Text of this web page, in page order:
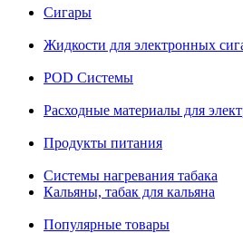
Сигары
Жидкости для электронных
POD Системы
Расходные материалы для
Продукты питания
Системы нагревания табака
Кальяны, табак для кальяна
Популярные товары